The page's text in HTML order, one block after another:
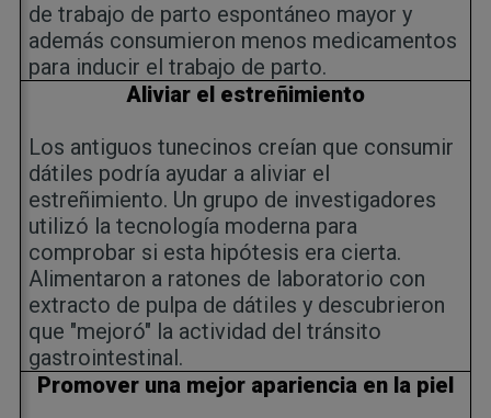
de trabajo de parto espontáneo mayor y
además consumieron menos medicamentos
para inducir el trabajo de parto.
Aliviar el estreñimiento
Los antiguos tunecinos creían que consumir
dátiles podría ayudar a aliviar el
estreñimiento. Un grupo de investigadores
utilizó la tecnología moderna para
comprobar si esta hipótesis era cierta.
Alimentaron a ratones de laboratorio con
extracto de pulpa de dátiles y descubrieron
que "mejoró" la actividad del tránsito
gastrointestinal.
Promover una mejor apariencia en la piel